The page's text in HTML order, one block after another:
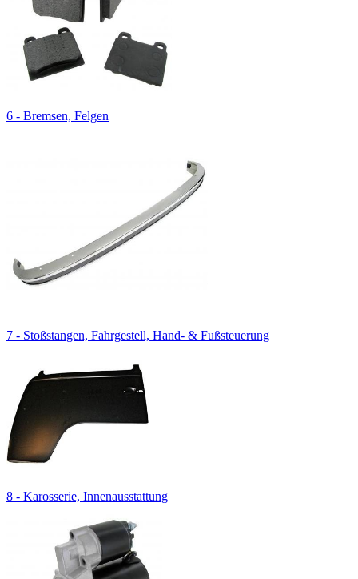
6 - Bremsen, Felgen
7 - Stoßstangen, Fahrgestell, Hand- & Fußsteuerung
8 - Karosserie, Innenausstattung